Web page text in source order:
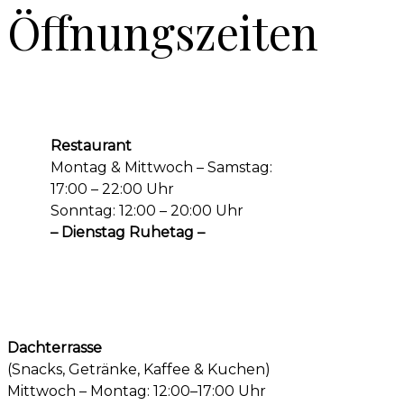
Öffnungszeiten
Restaurant
Montag & Mittwoch – Samstag:
17:00 – 22:00 Uhr
Sonntag: 12:00 – 20:00 Uhr
– Dienstag Ruhetag –
Dachterrasse
(Snacks, Getränke, Kaffee & Kuchen)
Mittwoch – Montag: 12:00–17:00 Uhr